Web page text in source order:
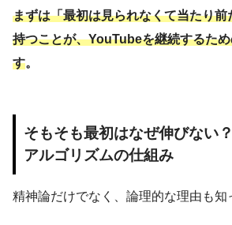
まずは「最初は見られなくて当たり前
持つことが、YouTubeを継続するた
す。
そもそも最初はなぜ伸びない
アルゴリズムの仕組み
精神論だけでなく、論理的な理由も知